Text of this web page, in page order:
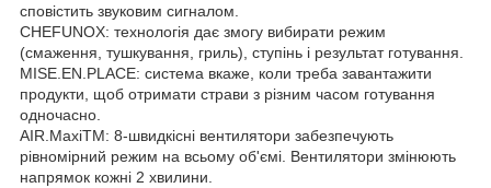
сповістить звуковим сигналом.
CHEFUNOX: технологія дає змогу вибирати режим
(смаження, тушкування, гриль), ступінь і результат готування.
MISE.EN.PLACE: система вкаже, коли треба завантажити
продукти, щоб отримати страви з різним часом готування
одночасно.
AIR.MaxiTM: 8-швидкісні вентилятори забезпечують
рівномірний режим на всьому об'ємі. Вентилятори змінюють
напрямок кожні 2 хвилини.